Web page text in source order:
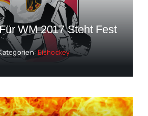
WM 2017 Steht Fest
Eishockey